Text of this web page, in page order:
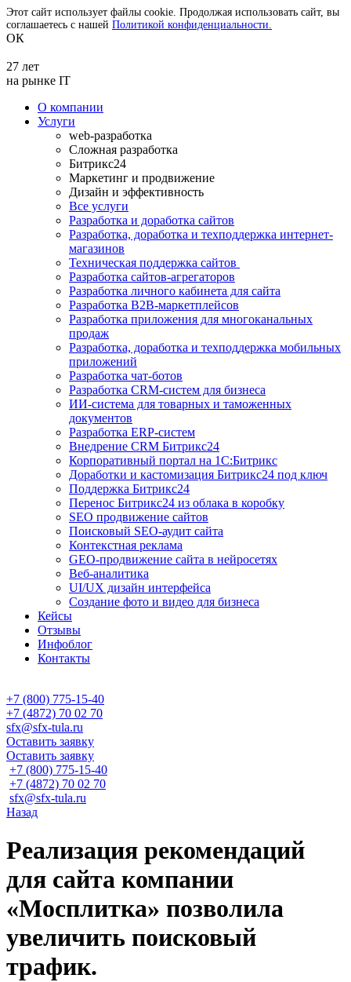
Этот сайт использует файлы cookie. Продолжая использовать сайт, вы
соглашаетесь с нашей Политикой конфиденциальности.
ОК
27 лет
на рынке IT
О компании
Услуги
web-разработка
Сложная разработка
Битрикс24
Маркетинг и продвижение
Дизайн и эффективность
Все услуги
Разработка и доработка сайтов
Разработка, доработка и техподдержка интернет-
магазинов
Техническая поддержка сайтов
Разработка сайтов-агрегаторов
Разработка личного кабинета для сайта
Разработка B2B-маркетплейсов
Разработка приложения для многоканальных
продаж
Разработка, доработка и техподдержка мобильных
приложений
Разработка чат-ботов
Разработка CRM-систем для бизнеса
ИИ-система для товарных и таможенных
документов
Разработка ERP-систем
Внедрение CRM Битрикс24
Корпоративный портал на 1С:Битрикс
Доработки и кастомизация Битрикс24 под ключ
Поддержка Битрикс24
Перенос Битрикс24 из облака в коробку
SEO продвижение сайтов
Поисковый SEO-аудит сайта
Контекстная реклама
GEO-продвижение сайта в нейросетях
Веб-аналитика
UI/UX дизайн интерфейса
Создание фото и видео для бизнеса
Кейсы
Отзывы
Инфоблог
Контакты
+7 (800) 775-15-40
+7 (4872) 70 02 70
sfx@sfx-tula.ru
Оставить заявку
Оставить заявку
+7 (800) 775-15-40
+7 (4872) 70 02 70
sfx@sfx-tula.ru
Назад
Реализация рекомендаций
для сайта компании
«Мосплитка» позволила
увеличить поисковый
трафик.